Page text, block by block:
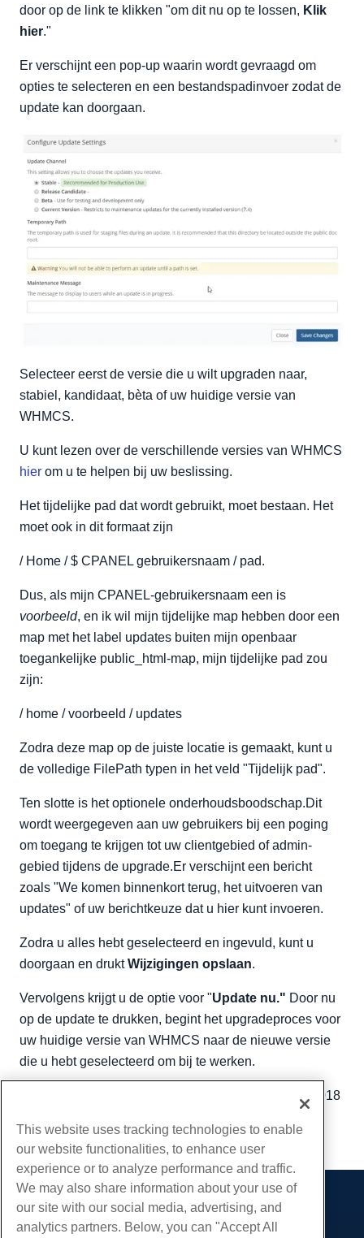
door op de link te klikken "om dit nu op te lossen, Klik
hier."
Er verschijnt een pop-up waarin wordt gevraagd om
opties te selecteren en een bestandspadinvoer zodat de
update kan doorgaan.
Selecteer eerst de versie die u wilt upgraden naar,
stabiel, kandidaat, bèta of uw huidige versie van
WHMCS.
U kunt lezen over de verschillende versies van WHMCS
hier om u te helpen bij uw beslissing.
Het tijdelijke pad dat wordt gebruikt, moet bestaan. Het
moet ook in dit formaat zijn
/ Home / $ CPANEL gebruikersnaam / pad.
Dus, als mijn CPANEL-gebruikersnaam een is
voorbeeld, en ik wil mijn tijdelijke map hebben door een
map met het label updates buiten mijn openbaar
toegankelijke public_html-map, mijn tijdelijke pad zou
zijn:
/ home / voorbeeld / updates
Zodra deze map op de juiste locatie is gemaakt, kunt u
de volledige FilePath typen in het veld "Tijdelijk pad".
Ten slotte is het optionele onderhoudsboodschap.Dit
wordt weergegeven aan uw gebruikers bij een poging
om toegang te krijgen tot uw clientgebied of admin-
gebied tijdens de upgrade.Er verschijnt een bericht
zoals "We komen binnenkort terug, het uitvoeren van
updates" of uw berichtkeuze dat u hier kunt invoeren.
Zodra u alles hebt geselecteerd en ingevuld, kunt u
doorgaan en druktWijzigingen opslaan.
Vervolgens krijgt u de optie voor "Update nu." Door nu
op de update te drukken, begint het upgradeproces voor
uw huidige versie van WHMCS naar de nieuwe versie
die u hebt geselecteerd om bij te werken.
augustus 22, 2018
Kopiëren URL
Producten
Web hosting
This website uses tracking technologies to enable
our website functionalities, to enhance user
experience or to analyze performance and traffic.
We may also share information about your use of
our site with our social media, advertising, and
analytics partners. Below, you can "Accept All